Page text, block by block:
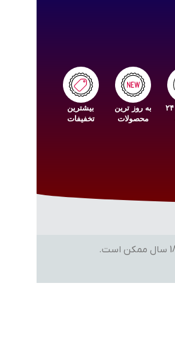
پشتیبانی ۲۴
به روز ترین
محصولات
بیشترین
تخفیفات